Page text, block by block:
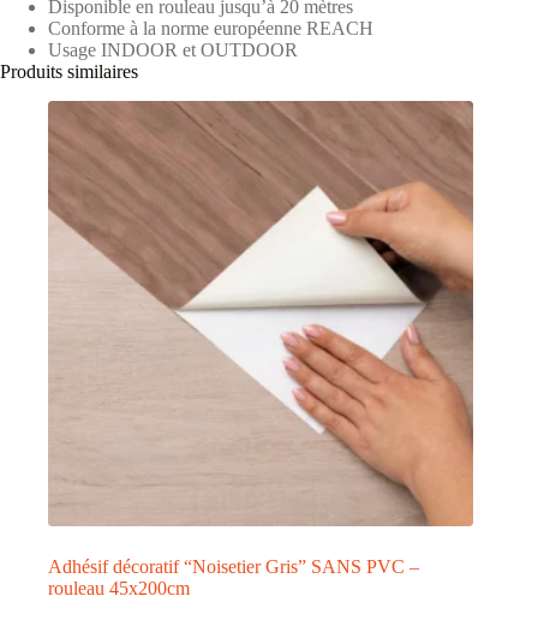
Disponible en rouleau jusqu’à 20 mètres
Conforme à la norme européenne REACH
Usage INDOOR et OUTDOOR
Produits similaires
Adhésif décoratif “Noisetier Gris” SANS PVC –
rouleau 45x200cm